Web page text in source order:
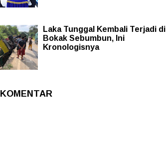
Laka Tunggal Kembali Terjadi di
Bokak Sebumbun, Ini
Kronologisnya
KOMENTAR